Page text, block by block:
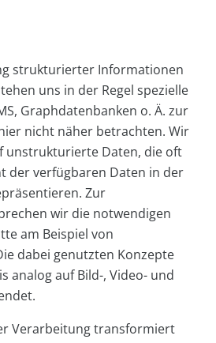
strukturierter Informationen
uns in der Regel spezielle
Graphdatenbanken o. Ä. zur
nicht näher betrachten. Wir
unstrukturierte Daten, die oft
der verfügbaren Daten in der
Zur
wir die notwendigen
am Beispiel von
dabei genutzten Konzepte
analog auf Bild-, Video- und
Verarbeitung transformiert